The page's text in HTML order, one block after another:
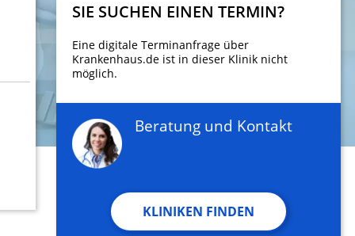
SIE SUCHEN EINEN TERMIN?
Eine digitale Terminanfrage über
Krankenhaus.de ist in dieser Klinik nicht
möglich.
Beratung und Kontakt
KLINIKEN FINDEN